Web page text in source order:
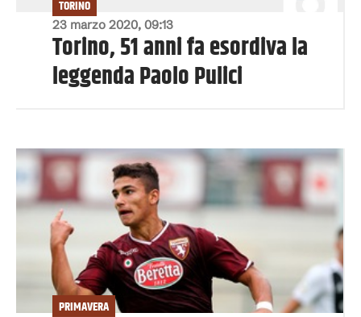
23 marzo 2020, 09:13
TORINO
Torino, 51 anni fa esordiva la
leggenda Paolo Pulici
PRIMAVERA